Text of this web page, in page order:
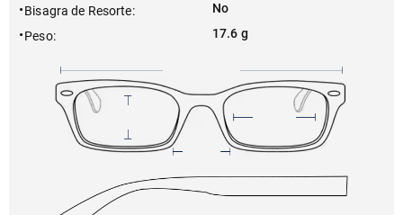
Bisagra de Resorte:
No
Peso: 17.6 g